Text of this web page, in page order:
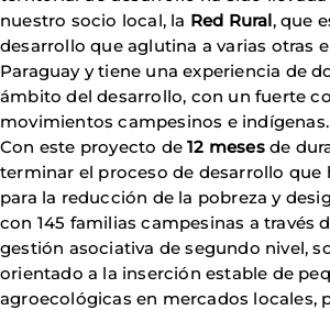
nuestro socio local, la Red Rural, que
desarrollo que aglutina a varias otras
Paraguay y tiene una experiencia de
ámbito del desarrollo, con un fuerte
movimientos campesinos e indígenas.
Con este proyecto de12 mesesde
terminar el proceso de desarrollo que
para la reducción de la pobreza y
con 145 familias campesinas a través
gestión asociativa de segundo nivel,
orientado a la inserción estable de
agroecológicas en mercados locales,